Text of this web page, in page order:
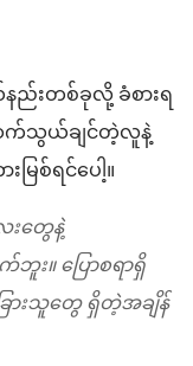
ည်းတစ်ခုလို့ ခံစားရ
က်သွယ်ချင်တဲ့လူနဲ့
စ်ရင်ပေါ့။
းတွေနဲ့
ပြောစရာရှိ
ားသူတွေ ရှိတဲ့အချိန်